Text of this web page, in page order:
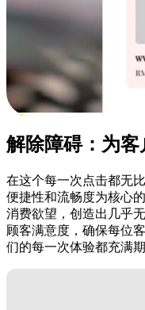
解除障碍：为
在这个每一次点击都无
便捷性和流畅度为核心
消费欲望，创造出几乎
顾客满意度，确保每位
们的每一次体验都充满期